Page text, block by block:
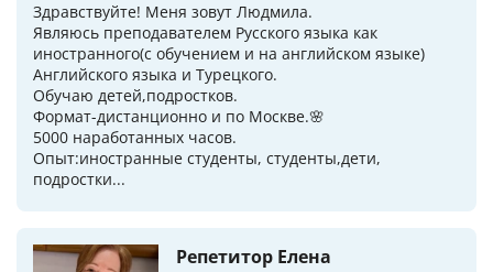
Здравствуйте! Меня зовут Людмила.
Являюсь преподавателем Русского языка как
иностранного(с обучением и на английском языке)
Английского языка и Турецкого.
Обучаю детей,подростков.
Формат-дистанционно и по Москве.🌸
5000 наработанных часов.
Опыт:иностранные студенты, студенты,дети,
подростки...
Репетитор Елена